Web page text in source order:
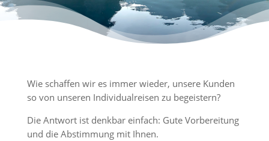
Wie schaffen wir es immer wieder, unsere Kunden
so von unseren Individualreisen zu begeistern?
Die Antwort ist denkbar einfach: Gute Vorbereitung
und die Abstimmung mit Ihnen.